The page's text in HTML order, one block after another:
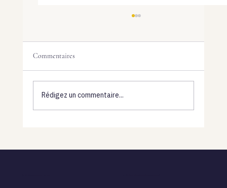
Commentaires
Rédigez un commentaire...